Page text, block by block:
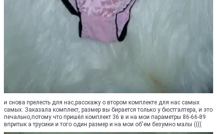
и снова прелесть для нас,расскажу о втором комплекте для нас самых
самых. Заказала комплект, размер вы бирается только у бюстгалтера, и это
печально,потому что пришёл комплект 36 в и на мои параметры 86-66-89
впритык а трусики и того один размер и на мои об'ем безумно малы ((((